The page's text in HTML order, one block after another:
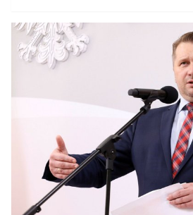
trakcie wtorkowej konferencji
Czarnek potwierdził, że uczniowie
września. – Ale nie straszmy dzieci,
mogą sobie jeszcze odpoczywać –
Ministerstwa Edukacji i
apel do rodziców, by
roku szkolnego, korzystali z
zwanego 300 plus na szkolną